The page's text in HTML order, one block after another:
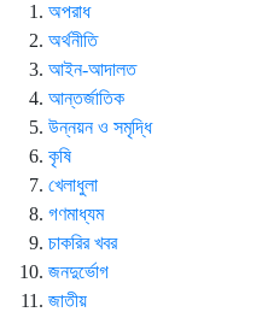
অপরাধ
অর্থনীতি
আইন-আদালত
আন্তর্জাতিক
উন্নয়ন ও সমৃদ্ধি
কৃষি
খেলাধুলা
গণমাধ্যম
চাকরির খবর
জনদুর্ভোগ
জাতীয়